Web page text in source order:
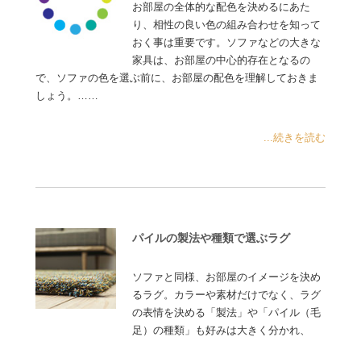
お部屋の全体的な配色を決めるにあた
り、相性の良い色の組み合わせを知って
おく事は重要です。ソファなどの大きな
家具は、お部屋の中心的存在となるの
で、ソファの色を選ぶ前に、お部屋の配色を理解しておきま
しょう。……
...続きを読む
パイルの製法や種類で選ぶラグ
ソファと同様、お部屋のイメージを決め
るラグ。カラーや素材だけでなく、ラグ
の表情を決める「製法」や「パイル（毛
足）の種類」も好みは大きく分かれ、